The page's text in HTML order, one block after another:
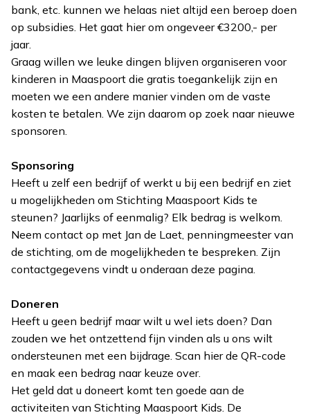
bank, etc. kunnen we helaas niet altijd een beroep doen
op subsidies. Het gaat hier om ongeveer €3200,- per
jaar.
Graag willen we leuke dingen blijven organiseren voor
kinderen in Maaspoort die gratis toegankelijk zijn en
moeten we een andere manier vinden om de vaste
kosten te betalen. We zijn daarom op zoek naar nieuwe
sponsoren.
Sponsoring
Heeft u zelf een bedrijf of werkt u bij een bedrijf en ziet
u mogelijkheden om Stichting Maaspoort Kids te
steunen? Jaarlijks of eenmalig? Elk bedrag is welkom.
Neem contact op met Jan de Laet, penningmeester van
de stichting, om de mogelijkheden te bespreken. Zijn
contactgegevens vindt u onderaan deze pagina.
Doneren
Heeft u geen bedrijf maar wilt u wel iets doen? Dan
zouden we het ontzettend fijn vinden als u ons wilt
ondersteunen met een bijdrage. Scan hier de QR-code
en maak een bedrag naar keuze over.
Het geld dat u doneert komt ten goede aan de
activiteiten van Stichting Maaspoort Kids. De